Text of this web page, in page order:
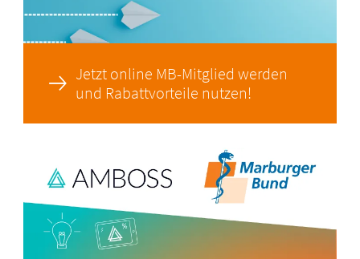
Jetzt online MB-Mitglied werden
und Rabattvorteile nutzen!